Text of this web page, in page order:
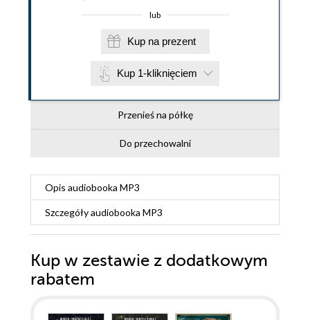
lub
Kup na prezent
Kup 1-kliknięciem
Przenieś na półkę
Do przechowalni
Opis audiobooka MP3
Szczegółyaudiobooka MP3
Kup w zestawie z dodatkowym
rabatem